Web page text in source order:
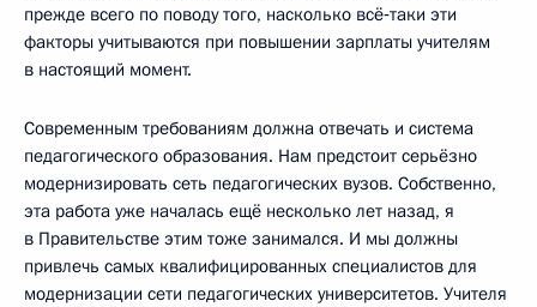
прежде всего по поводу того, насколько всё‑таки эти
факторы учитываются при повышении зарплаты учителям
в настоящий момент.
Современным требованиям должна отвечать и система
педагогического образования. Нам предстоит серьёзно
модернизировать сеть педагогических вузов. Собственно,
эта работа уже началась ещё несколько лет назад, я
в Правительстве этим тоже занимался. И мы должны
привлечь самых квалифицированных специалистов для
модернизации сети педагогических университетов. Учителя